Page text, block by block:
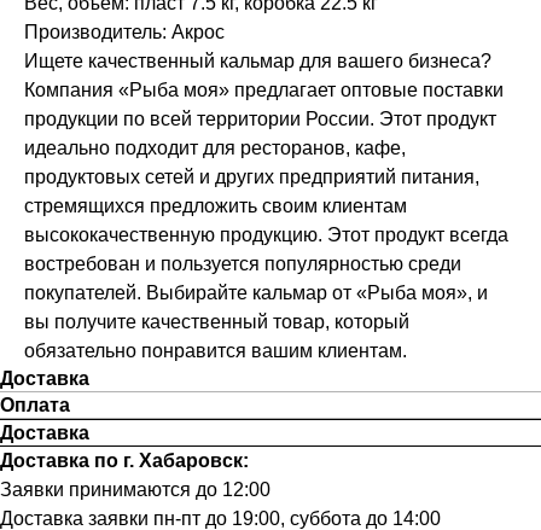
Производитель: Акрос
Ищете качественный кальмар для вашего бизнеса?
Компания «Рыба моя» предлагает оптовые поставки
продукции по всей территории России. Этот продукт
идеально подходит для ресторанов, кафе,
продуктовых сетей и других предприятий питания,
стремящихся предложить своим клиентам
высококачественную продукцию. Этот продукт всегда
востребован и пользуется популярностью среди
покупателей. Выбирайте кальмар от «Рыба моя», и
вы получите качественный товар, который
обязательно понравится вашим клиентам.
Доставка
Оплата
Доставка
Доставка по г. Хабаровск:
Заявки принимаются до 12:00
Доставка заявки пн-пт до 19:00, суббота до 14:00